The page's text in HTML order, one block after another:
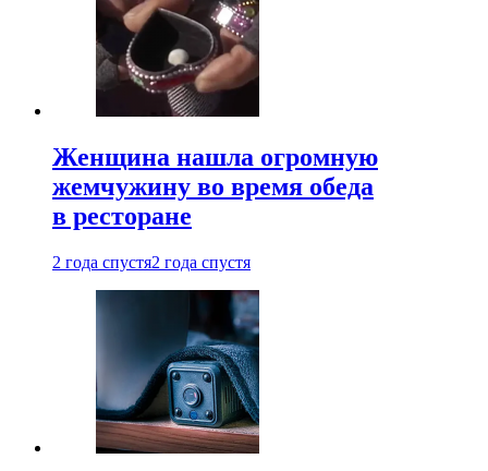
Женщина нашла огромную
жемчужину во время обеда
в ресторане
2 года спустя2 года спустя